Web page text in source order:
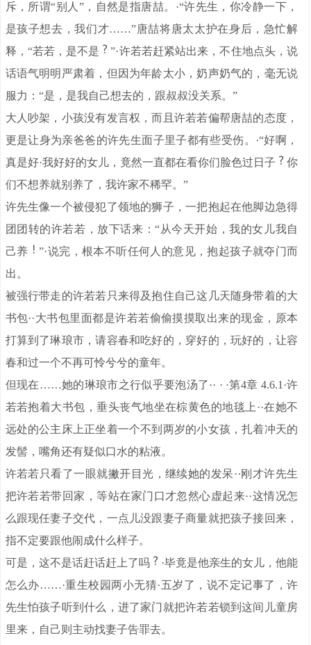
斥，所谓“别人”，自然是指唐喆。·“许先生，你冷静一下，
是孩子想去，我们才……”唐喆将唐太太护在身后，急忙解
释，“若若，是不是
”·许若若赶紧站出来，不住地点头，说
话语气明明严肃着，但因为年龄太小，奶声奶气的，毫无说
服力：“是，是我自己想去的，跟叔叔没关系。”
大人吵架，小孩没有发言权，而且许若若偏帮唐喆的态度，
更是让身为亲爸爸的许先生面子里子都有些受伤。·“好啊，
真是好·我好好的女儿，竟然一直都在看你们脸色过日子
你
们不想养就别养了，我许家不稀罕。”
许先生像一个被侵犯了领地的狮子，一把抱起在他脚边急得
团团转的许若若，放下话来：“从今天开始，我的女儿我自
己养
”·说完，根本不听任何人的意见，抱起孩子就夺门而
出。
被强行带走的许若若只来得及抱住自己这几天随身带着的大
书包··大书包里面都是许若若偷偷摸摸取出来的现金，原本
打算到了琳琅市，请容春和吃好的，穿好的，玩好的，让容
春和过一个不再可怜兮兮的童年。
但现在……她的琳琅市之行似乎要泡汤了·· · ·第4章 4.6.1·许
若若抱着大书包，垂头丧气地坐在棕黄色的地毯上··在她不
远处的公主床上正坐着一个不到两岁的小女孩，扎着冲天的
发髻，嘴角还有疑似口水的粘液。
许若若只看了一眼就撇开目光，继续她的发呆··刚才许先生
把许若若带回家，等站在家门口才忽然心虚起来··这情况怎
么跟现任妻子交代，一点儿没跟妻子商量就把孩子接回来，
指不定要跟他闹成什么样子。
可是，这不是话赶话赶上了吗
·毕竟是他亲生的女儿，他能
怎么办……·重生校园两小无猜·五岁了，说不定记事了，许
先生怕孩子听到什么，进了家门就把许若若锁到这间儿童房
里来，自己则主动找妻子告罪去。